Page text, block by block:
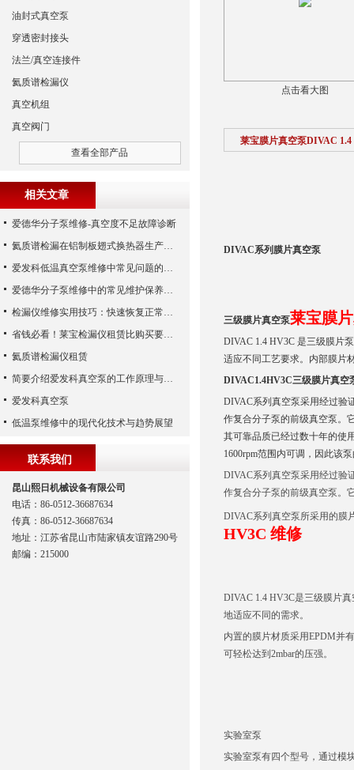
点击看大图
莱宝膜片真空泵DIVAC
DIVAC系列膜片真空泵
三级膜片真空泵莱宝膜
DIVAC 1.4 HV3C 是三级膜片
适应不同工艺要求。内部膜片
DIVAC1.4HV3C三级膜片真空
DIVAC系列真空泵采用经过验
作复合分子泵的前级真空泵。
其可靠品质已经过数十年的使
1600rpm范围内可调，因此该
DIVAC系列真空泵采用经过验
作复合分子泵的前级真空泵。
DIVAC系列真空泵所采用的膜
HV3C 维修
DIVAC 1.4 HV3C是三级膜片
地适应不同的需求。
内置的膜片材质采用EPDM并
可轻松达到2mbar的压强。
实验室泵
实验室泵有四个型号，通过模
油封式真空泵
穿透密封接头
法兰/真空连接件
氦质谱检漏仪
真空机组
真空阀门
查看全部产品
相关文章
爱德华分子泵维修-真空度不足故障诊断
氦质谱检漏在铝制板翅式换热器生产中的应用
爱发科低温真空泵维修中常见问题的处理经验
爱德华分子泵维修中的常见维护保养周期
检漏仪维修实用技巧：快速恢复正常运行
省钱必看！莱宝检漏仪租赁比购买要合算
氦质谱检漏仪租赁
简要介绍爱发科真空泵的工作原理与主要部件
爱发科真空泵
低温泵维修中的现代化技术与趋势展望
联系我们
昆山熙日机械设备有限公司
电话：86-0512-36687634
传真：86-0512-36687634
地址：江苏省昆山市陆家镇友谊路290号
邮编：215000